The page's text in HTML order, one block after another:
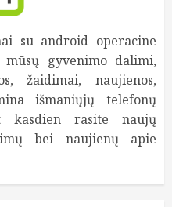
su android operacine
mūsų gyvenimo dalimi,
žaidimai, naujienos,
išmaniųjų telefonų
kasdien rasite naujų
bei naujienų apie